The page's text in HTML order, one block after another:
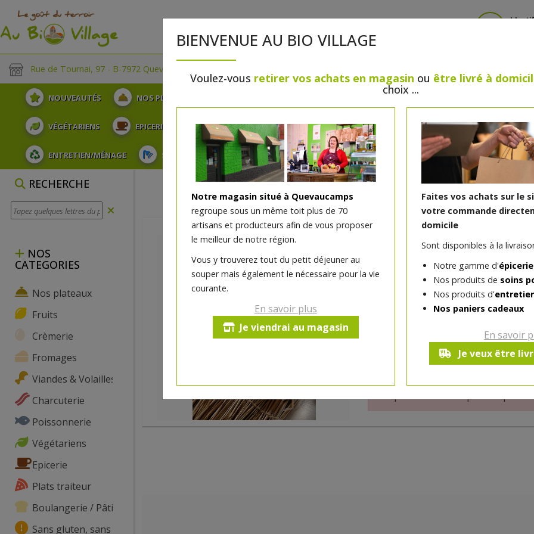
Rue de Tournai, 97 - B-7972 Quevaucamps
NOUVEAUTÉS NOS PLATEAUX
VÉGÉTARIENS EPICERIE PLATS TRAITEUR BOULANGERIE / PÂTISSERIE SANS GLUTEN, SANS
ENTRETIEN/MÉNAGE SOINS ET HYGIÈNE DU CORPS BEAUTÉ HUILES ESSENTIELLES MAISON
RECHERCHE
NOS
CATEGORIES
Nos plateaux
Fruits
Crèmerie
Fromages
Viandes & Volailles
Charcuterie
Poissonnerie
Végétariens
Epicerie
Plats traiteur
Boulangerie / Pâtisserie
Sans gluten, sans lactose, ...
BIENVENUE AU BIO VILLAGE
Voulez-vous retirer vos achats en magasin ou être livré à
choix ...
Notre magasin situé à Quevaucamps
regroupe sous un même toit plus de 70
artisans et producteurs afin de vous proposer
le meilleur de notre région.
Vous y trouverez tout du petit déjeuner au
souper mais également le nécessaire pour la vie
courante.
En savoir plus
Je viendrai au magasin
Faites vos achats sur le
votre commande
domicile
Sont disponibles à la
Notre gamme d'
Nos produits de soins
Nos produits d'
Nos paniers cadeaux
En savoir
Je veux être
Caprice du chevron bio
Caprice de chevron; camembert de chèvre
Il se présente sous forme ronde de ± 300
C’est un fromage à pâte molle et croûte
coeur légèrement crayeux deviendra
Il se mange aussi chaud dans une